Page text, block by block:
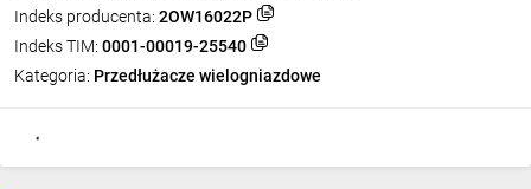
Indeks producenta: 2OW16022P
Indeks TIM: 0001-00019-25540
Kategoria: Przedłużacze wielogniazdowe